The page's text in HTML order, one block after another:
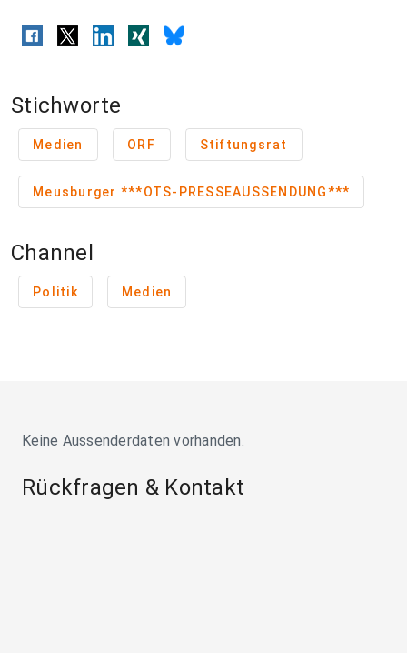
Stichworte
Medien ORF Stiftungsrat
Meusburger ***OTS-PRESSEAUSSENDUNG***
Channel
Politik Medien
Keine Aussenderdaten vorhanden.
Rückfragen & Kontakt